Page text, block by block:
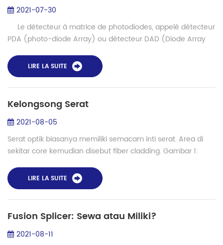
2021-07-30
Le détecteur à matrice de photodiodes, appelé détecteur
PDA (photo-diode Array) ou détecteur DAD (Diode Array
développé dans...
LIRE LA SUITE
Kelongsong Serat
2021-08-05
Serat optik biasanya memiliki semacam inti serat. Area di
sekitar core kemudian disebut fiber cladding. Gambar 1:
kelongsong. Untuk ...
LIRE LA SUITE
Fusion Splicer: Sewa atau Miliki?
2021-08-11